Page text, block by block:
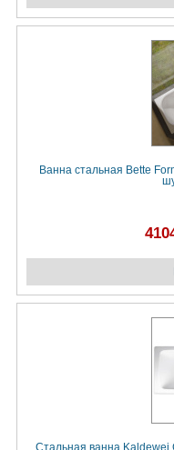
Ванна стальная Bette
Стальная ванна Kaldewei